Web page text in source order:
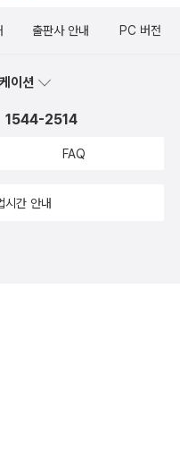
출판사 안내 PC 버전
이션
1544-2514
FAQ
시간 안내